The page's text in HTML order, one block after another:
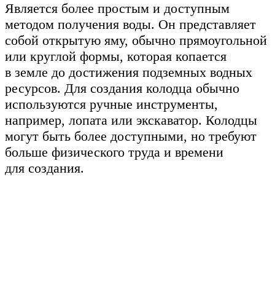
Является более простым и доступным
методом получения воды. Он представляет
собой открытую яму, обычно прямоугольной
или круглой формы, которая копается
в земле до достижения подземных водных
ресурсов. Для создания колодца обычно
используются ручные инструменты,
например, лопата или экскаватор. Колодцы
могут быть более доступными, но требуют
больше физического труда и времени
для создания.